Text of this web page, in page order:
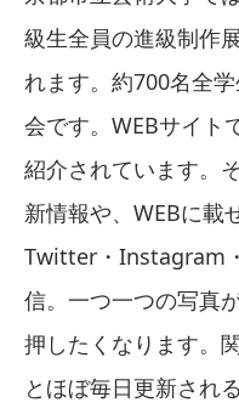
級生全員の進級制作
れます。約700名全
会です。WEBサイト
紹介されています。
新情報や、WEBに載
Twitter・Instagram
信。一つ一つの写真
押したくなります。
とほぼ毎日更新され